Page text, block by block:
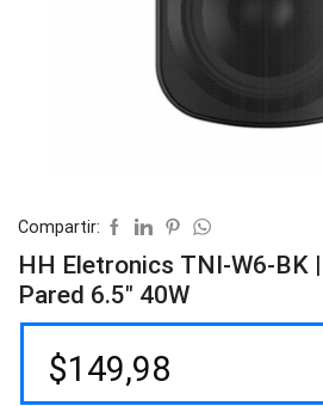
Compartir:
HH Eletronics TNI-W6-BK
Pared 6.5″ 40W
$149,98